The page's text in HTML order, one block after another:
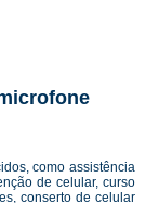
como assistência
de celular, curso
conserto de celular